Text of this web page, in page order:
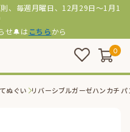
、毎週月曜日、12月29日～1月1
せ🔔は こちらから
0
ぬぐい リバーシブルガーゼハンカチ